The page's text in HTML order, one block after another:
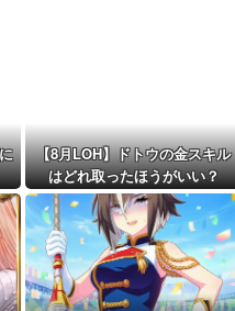
、好き」
ください...
結婚間近で...
離先行編成...
！第...
【8月LOH】ドトウの金スキル
はどれ取ったほうがいい？